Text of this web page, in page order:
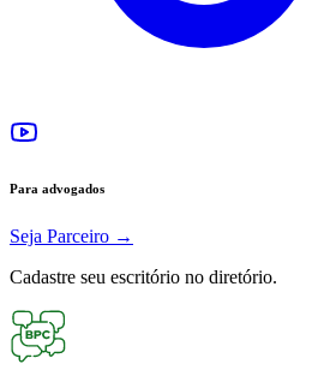
Para advogados
Seja Parceiro →
Cadastre seu escritório no diretório.